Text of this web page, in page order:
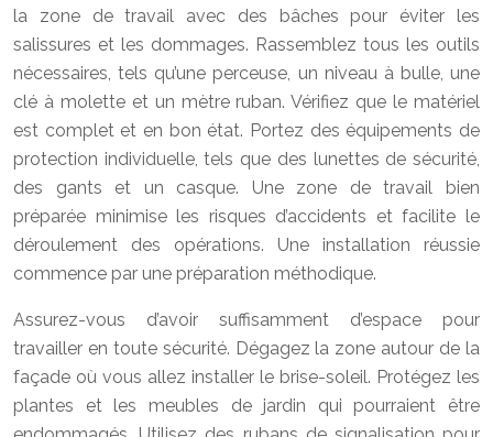
la zone de travail avec des bâches pour éviter les
salissures et les dommages. Rassemblez tous les outils
nécessaires, tels qu’une perceuse, un niveau à bulle, une
clé à molette et un mètre ruban. Vérifiez que le matériel
est complet et en bon état. Portez des équipements de
protection individuelle, tels que des lunettes de sécurité,
des gants et un casque. Une zone de travail bien
préparée minimise les risques d’accidents et facilite le
déroulement des opérations. Une installation réussie
commence par une préparation méthodique.
Assurez-vous d’avoir suffisamment d’espace pour
travailler en toute sécurité. Dégagez la zone autour de la
façade où vous allez installer le brise-soleil. Protégez les
plantes et les meubles de jardin qui pourraient être